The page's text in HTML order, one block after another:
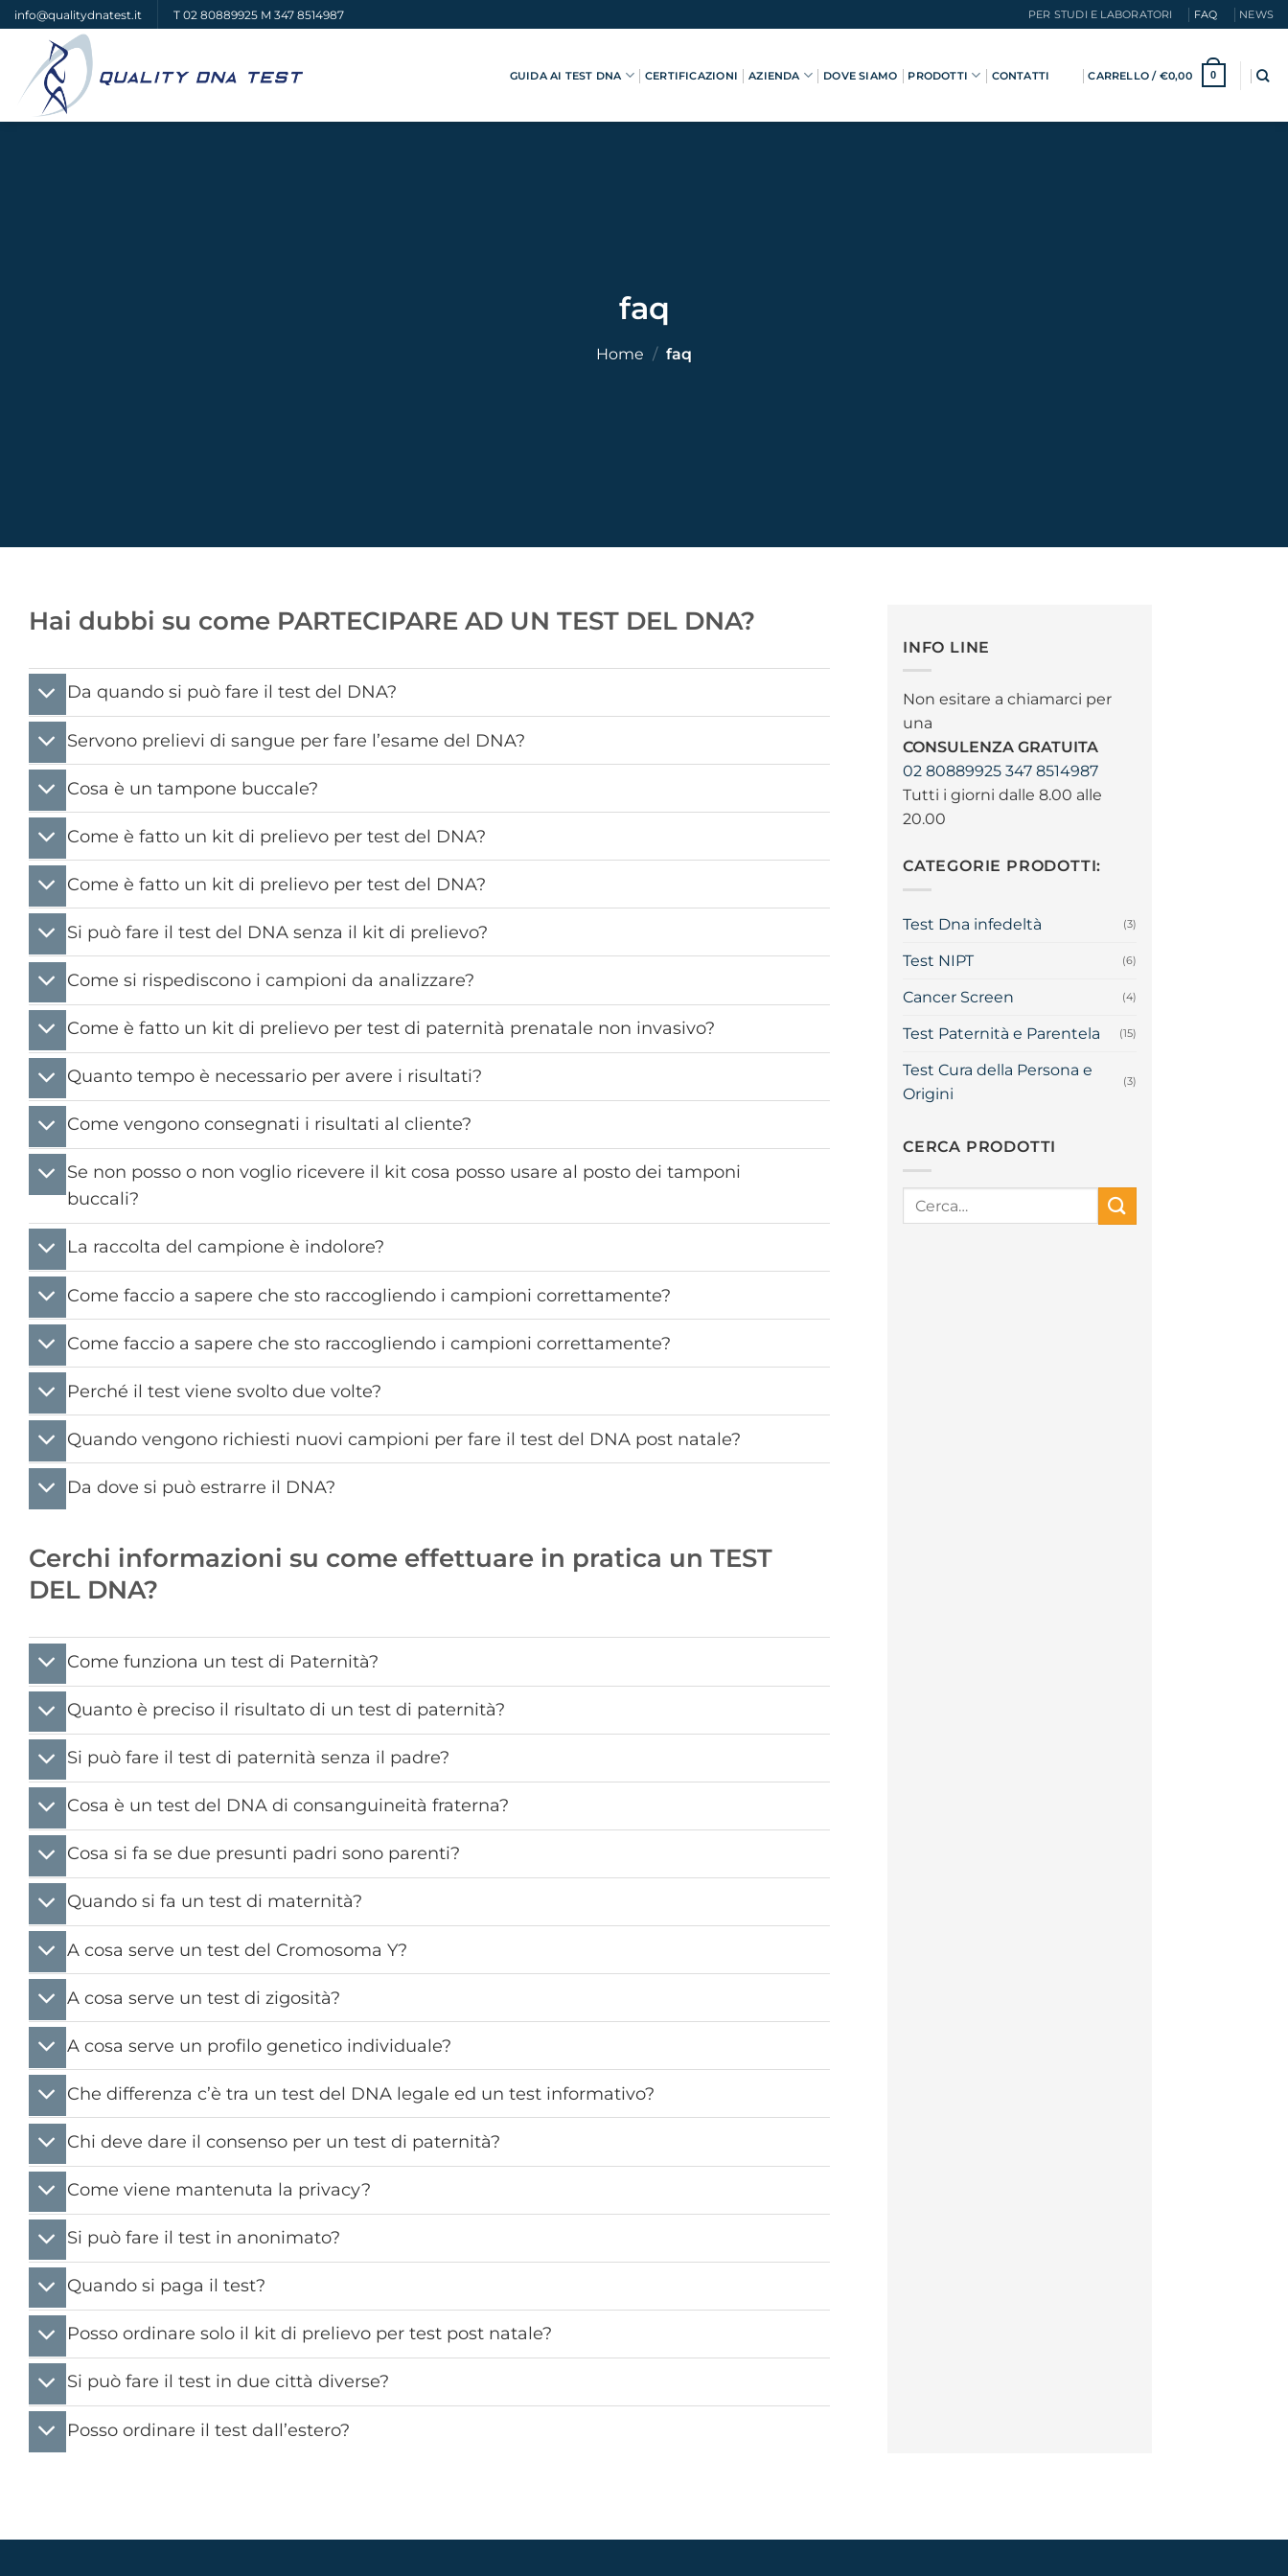
Salta
ai
contenuti
info@qualitydnatest.it T 02 80889925 M 347 8514987 PER STUDI E LABORATORI FAQ NEWS
GUIDA AI TEST DNA CERTIFICAZIONI AZIENDA DOVE SIAMO PRODOTTI CONTATTI CARRELLO / €0,00 0
faq
Home / faq
Hai dubbi su come PARTECIPARE AD UN TEST DEL DNA?
Da quando si può fare il test del DNA?
Servono prelievi di sangue per fare l’esame del DNA?
Cosa è un tampone buccale?
Come è fatto un kit di prelievo per test del DNA?
Come è fatto un kit di prelievo per test del DNA?
Si può fare il test del DNA senza il kit di prelievo?
Come si rispediscono i campioni da analizzare?
Come è fatto un kit di prelievo per test di paternità prenatale non invasivo?
Quanto tempo è necessario per avere i risultati?
Come vengono consegnati i risultati al cliente?
Se non posso o non voglio ricevere il kit cosa posso usare al posto dei tamponi
buccali?
La raccolta del campione è indolore?
Come faccio a sapere che sto raccogliendo i campioni correttamente?
Come faccio a sapere che sto raccogliendo i campioni correttamente?
Perché il test viene svolto due volte?
Quando vengono richiesti nuovi campioni per fare il test del DNA post natale?
Da dove si può estrarre il DNA?
Cerchi informazioni su come effettuare in pratica un TEST
DEL DNA?
Come funziona un test di Paternità?
Quanto è preciso il risultato di un test di paternità?
Si può fare il test di paternità senza il padre?
Cosa è un test del DNA di consanguineità fraterna?
Cosa si fa se due presunti padri sono parenti?
Quando si fa un test di maternità?
A cosa serve un test del Cromosoma Y?
A cosa serve un test di zigosità?
A cosa serve un profilo genetico individuale?
Che differenza c’è tra un test del DNA legale ed un test informativo?
Chi deve dare il consenso per un test di paternità?
Come viene mantenuta la privacy?
Si può fare il test in anonimato?
Quando si paga il test?
Posso ordinare solo il kit di prelievo per test post natale?
Si può fare il test in due città diverse?
Posso ordinare il test dall’estero?
INFO LINE
Non esitare a chiamarci per
una
CONSULENZA GRATUITA
02 80889925 347 8514987
Tutti i giorni dalle 8.00 alle
20.00
CATEGORIE PRODOTTI:
Test Dna infedeltà (3)
Test NIPT (6)
Cancer Screen (4)
Test Paternità e Parentela (15)
Test Cura della Persona e
Origini
(3)
CERCA PRODOTTI
Cerca: